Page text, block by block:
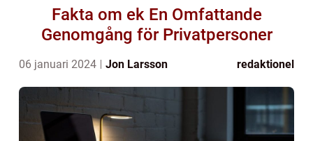
Fakta om ek En Omfattande
Genomgång för Privatpersoner
06 januari 2024 Jon Larsson redaktionel